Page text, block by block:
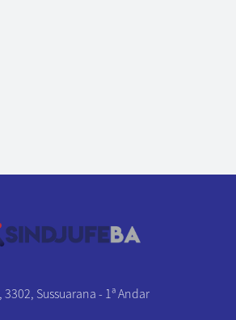
Sussuarana - 1ª Andar